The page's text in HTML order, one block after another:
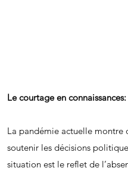
Le courtage en
La pandémie actuelle montre
soutenir les décisions
situation est le reflet de